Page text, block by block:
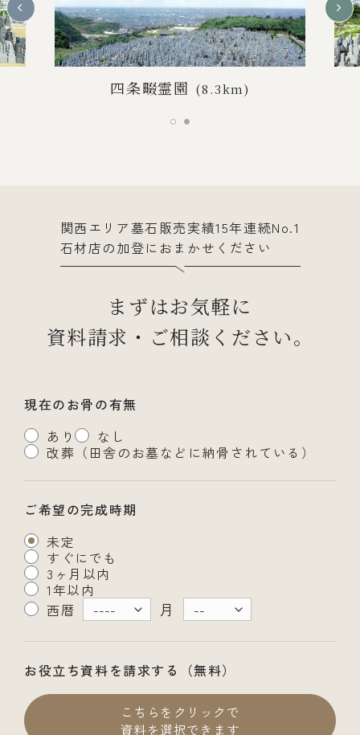
四条畷霊園 (8.3km)
関西エリア墓石販売実績15年連続No.1
石材店の加登におまかせください
まずはお気軽に
資料請求・ご相談ください。
現在のお骨の有無
あり
なし
改葬（田舎のお墓などに納骨されている）
ご希望の完成時期
未定
すぐにでも
3ヶ月以内
1年以内
西暦
月
お役立ち資料を請求する（無料）
こちらをクリックで
資料を選択できます